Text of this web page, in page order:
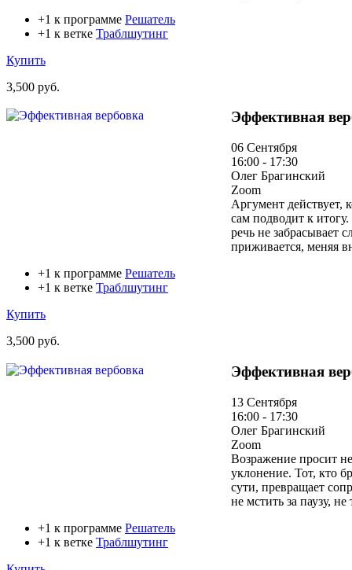
+1 к программе Решатель
+1 к ветке Траблшутинг
Купить
3,500 руб.
Эффективная
06 Сентября
16:00 - 17:30
Олег Брагинский
Zoom
Аргумент действует,
сам подводит к
речь не забрасывает
приживается, меняя
+1 к программе Решатель
+1 к ветке Траблшутинг
Купить
3,500 руб.
Эффективная
13 Сентября
16:00 - 17:30
Олег Брагинский
Zoom
Возражение просит
уклонение. Тот, кто
сути, превращает
не мстить за паузу,
+1 к программе Решатель
+1 к ветке Траблшутинг